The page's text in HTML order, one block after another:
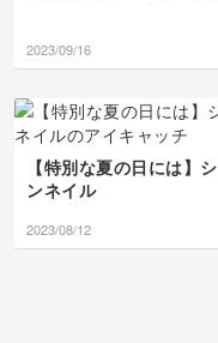
2023/09/16
【特別な夏の日には】
ンネイル
2023/08/12